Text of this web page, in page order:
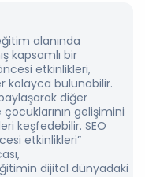
alanında
kapsamlı bir
etkinlikleri,
kolayca bulunabilir.
diğer
gelişimini
keşfedebilir. SEO
etkinlikleri”
dijital dünyadaki